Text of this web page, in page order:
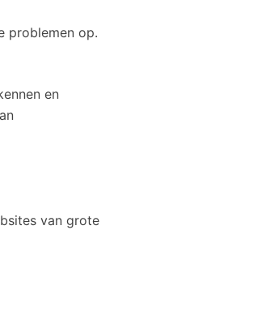
problemen op.
en
van grote